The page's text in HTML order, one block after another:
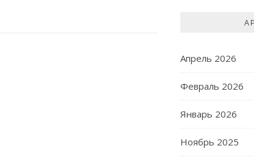
Апрель 2026
Февраль 2026
Январь 2026
Ноябрь 2025